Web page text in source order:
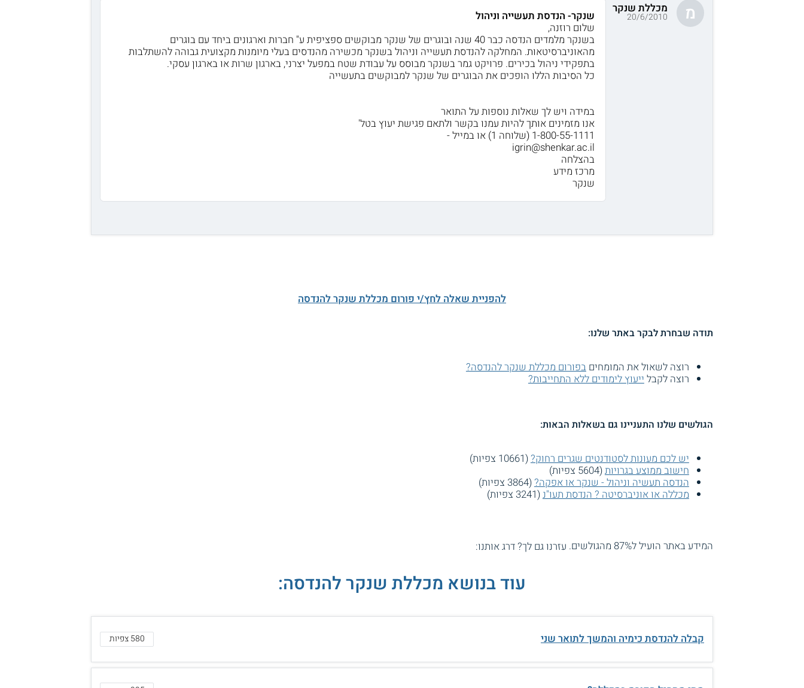
מ מכללת שנקר
20/6/2010
שנקר- הנדסת תעשייה וניהול
שלום רוזנה,
בשנקר מלמדים הנדסה כבר 40 שנה ובוגרים של שנקר מבוקשים ספציפית ע" חברות וארגונים ביחד עם בוגרים
מהאוניברסיטאות. המחלקה להנדסת תעשייה וניהול בשנקר מכשירה מהנדסים בעלי מיומנות מקצועית גבוהה להשתלבות
בתפקידי ניהול בכירים. פרויקט גמר בשנקר מבוסס על עבודת שטח במפעל יצרני, בארגון שרות או בארגון עסקי.
כל הסיבות הללו הופכים את הבוגרים של שנקר למבוקשים בתעשייה
במידה ויש לך שאלות נוספות על התואר
אנו מזמינים אותך להיות עמנו בקשר ולתאם פגישת יעוץ בטל'
1-800-55-1111 (שלוחה 1) או במייל -
igrin@shenkar.ac.il
בהצלחה
מרכז מידע
שנקר
להפניית שאלה לחץ/י פורום מכללת שנקר להנדסה
תודה שבחרת לבקר באתר שלנו:
רוצה לשאול את המומחיםבפורום מכללת שנקר להנדסה?
רוצה לקבל ייעוץ לימודים ללא התחייבות?
הגולשים שלנו התעניינו גם בשאלות הבאות:
יש לכם מעונות לסטודנטים שגרים רחוק?(10661 צפיות)
חישוב ממוצע בגרויות(5604 צפיות)
הנדסה תעשיה וניהול - שנקר או אפקה?(3864 צפיות)
מכללה או אוניברסיטה ? הנדסת תעו"נ(3241 צפיות)
המידע באתר הועיל ל87% מהגולשים. עזרנו גם לך? דרג אותנו:
עוד בנושא מכללת שנקר להנדסה:
קבלה להנדסת כימיה והמשך לתואר שני 580 צפיות